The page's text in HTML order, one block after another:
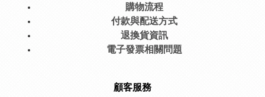
購物流程
付款與配送方式
退換貨資訊
電子發票相關問題
顧客服務